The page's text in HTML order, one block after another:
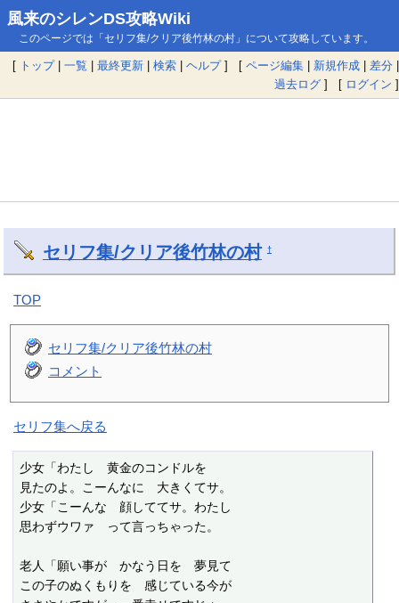
風来のシレンDS攻略Wiki
このページでは「セリフ集/クリア後竹林の村」について攻略しています。
[ トップ| 一覧 | 最終更新 | 検索 | ヘルプ] [ ページ編集 | 新規作成 | 差分 |
過去ログ ] [ ログイン ]
セリフ集/クリア後竹林の村 †
TOP
セリフ集/クリア後竹林の村
コメント
セリフ集へ戻る
少女「わたし　黄金のコンドルを
見たのよ。こーんなに　大きくてサ。
少女「こーんな　顔しててサ。わたし
思わずウワァ　って言っちゃった。
老人「願い事が　かなう日を　夢見て
この子のぬくもりを　感じている今が